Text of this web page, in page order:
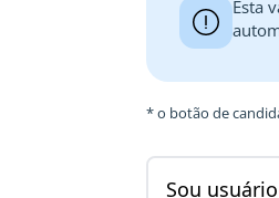
Esta
* o botão de
Sou